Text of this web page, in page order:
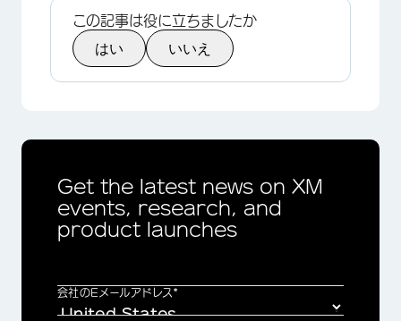
この記事は役に立ちましたか
はい いいえ
Get the latest news on XM
events, research, and
product launches
会社のEメールアドレス*